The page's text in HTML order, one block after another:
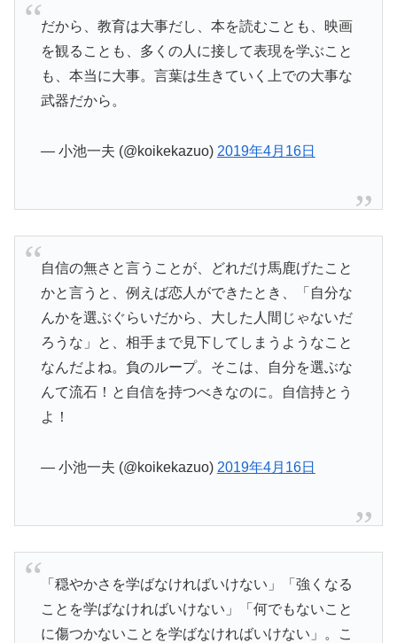
だから、教育は大事だし、本を読むことも、映画
を観ることも、多くの人に接して表現を学ぶこと
も、本当に大事。言葉は生きていく上での大事な
武器だから。
— 小池一夫 (@koikekazuo) 2019年4月16日
自信の無さと言うことが、どれだけ馬鹿げたこと
かと言うと、例えば恋人ができたとき、「自分な
んかを選ぶぐらいだから、大した人間じゃないだ
ろうな」と、相手まで見下してしまうようなこと
なんだよね。負のループ。そこは、自分を選ぶな
んて流石！と自信を持つべきなのに。自信持とう
よ！
— 小池一夫 (@koikekazuo) 2019年4月16日
「穏やかさを学ばなければいけない」「強くなる
ことを学ばなければいけない」「何でもないこと
に傷つかないことを学ばなければいけない」。こ